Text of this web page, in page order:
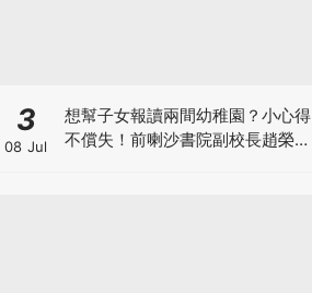
3
08 Jul
想幫子女報讀兩間幼稚園？小心得
不償失！前喇沙書院副校長趙榮